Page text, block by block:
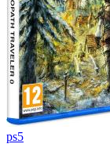
ps5